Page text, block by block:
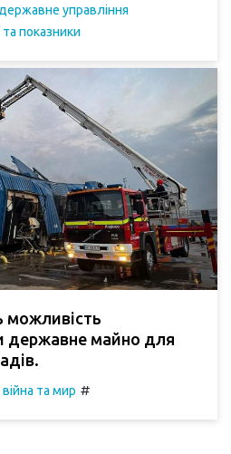
управління
та показники
можливість
державне майно для
та мир #